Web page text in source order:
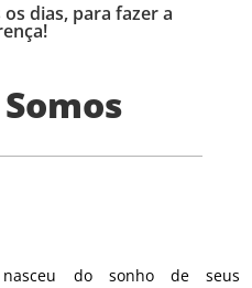
dias, para fazer a
do sonho de seus